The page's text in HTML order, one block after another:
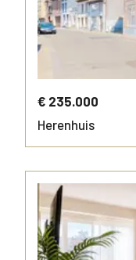
€ 235.000
Herenhuis